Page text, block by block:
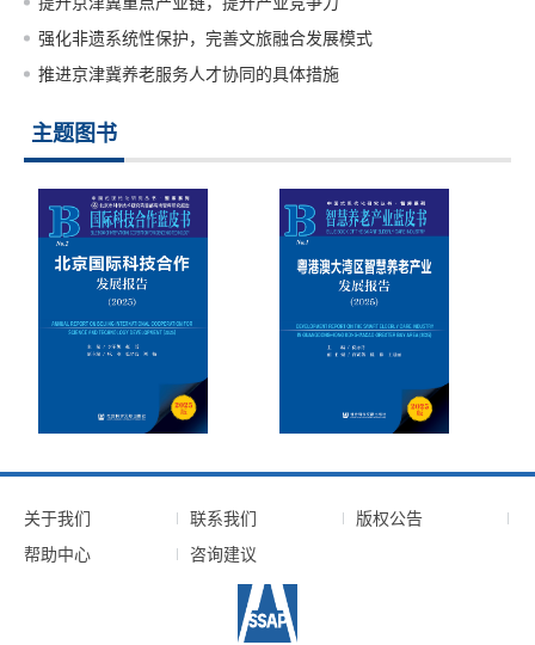
强化非遗系统性保护，完善文旅融合发展模式
推进京津冀养老服务人才协同的具体措施
主题图书
关于我们 联系我们
版权公告
帮助中心
咨询建议